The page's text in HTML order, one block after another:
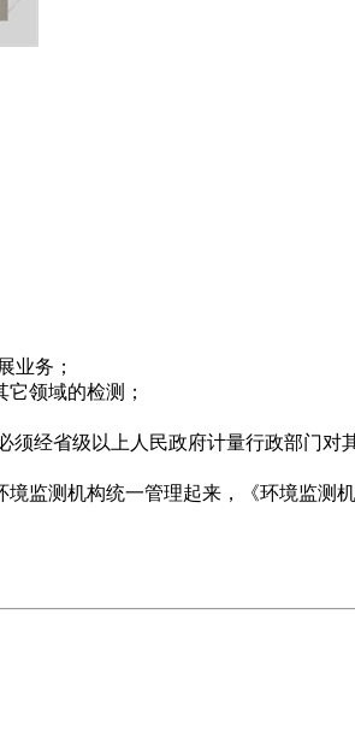
业务；
领域的检测；
经省级以上人民政府计量行政部门对
监测机构统一管理起来，《环境监测